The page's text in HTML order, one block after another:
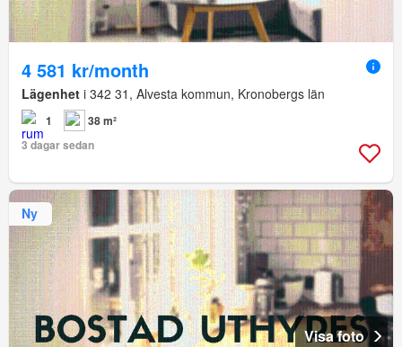
4 581 kr/month
Lägenhet i 342 31, Alvesta kommun, Kronobergs län
1
38 m²
3 dagar sedan
Ny
Visa foto